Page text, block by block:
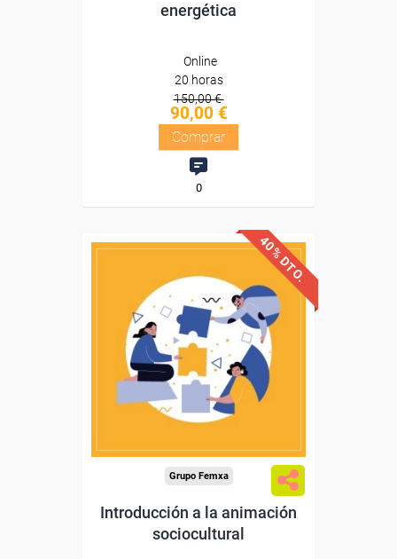
energética
Online
20 horas
150,00 €
90,00 €
Comprar
0
40% DTO.
Descuentos especiales
Sin requisitos de acceso
Diploma
Compra segura
Grupo Femxa
Introducción a la animación
sociocultural